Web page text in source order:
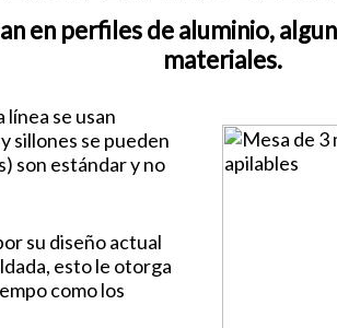
en perfiles de aluminio,
materiales.
línea se usan
sillones se pueden
son estándar y no
su diseño actual
esto le otorga
como los